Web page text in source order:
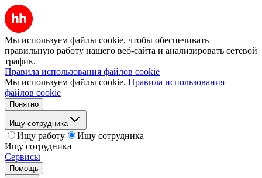
Мы используем файлы cookie, чтобы обеспечивать
правильную работу нашего веб-сайта и анализировать сетевой
трафик.
Правила использования файлов cookie
Мы используем файлы cookie. Правила использования
файлов cookie
Понятно
Ищу сотрудника
Ищу работу
Ищу сотрудника
Ищу сотрудника
Сервисы
Помощь